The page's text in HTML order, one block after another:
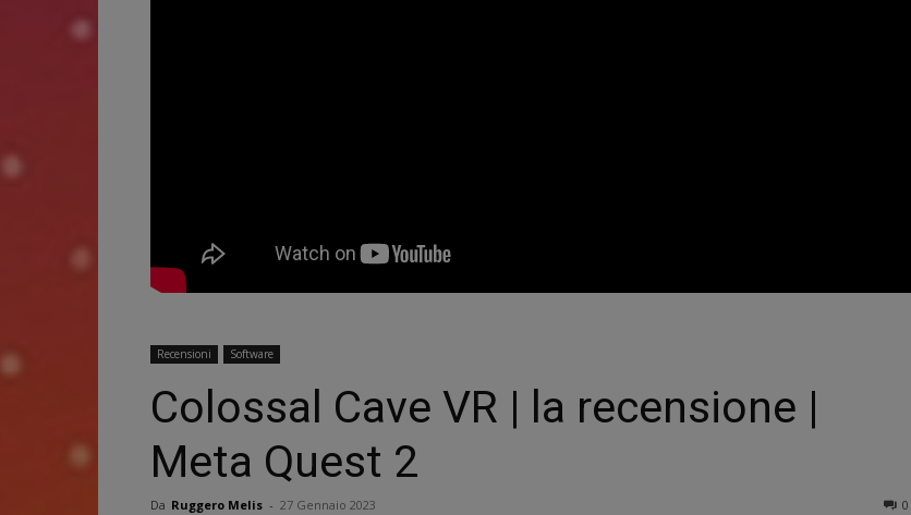
Recensioni Software
Colossal Cave VR | la recensione |
Meta Quest 2
Da Ruggero Melis - 27 Gennaio 2023 0